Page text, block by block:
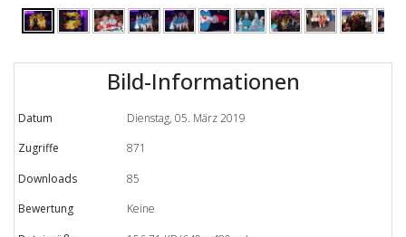
Bild-Informationen
Datum
Dienstag, 05. März 2019
Zugriffe
871
Downloads
85
Bewertung
Keine